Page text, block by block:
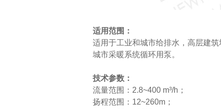
适用范围：
适用于工业和城市给排水，高层建
城市采暖系统循环用泵。
技术参数：
流量范围：2.8~400 m³/h；
扬程范围：12~260m；